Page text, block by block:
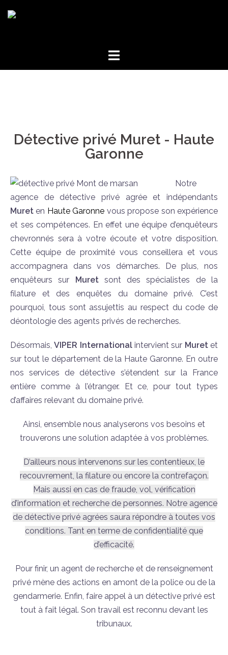
Détective privé Muret - Haute
Garonne
Notre
agence de détective privé agrée et indépendants
Muret en Haute Garonne vous propose son expérience
et ses compétences. En effet une équipe d’enquêteurs
chevronnés sera à votre écoute et votre disposition.
Cette équipe de proximité vous conseillera et vous
accompagnera dans vos démarches. De plus, nos
enquêteurs sur Muretsont des spécialistes de la
filature et des enquêtes du domaine privé. C’est
pourquoi, tous sont assujettis au respect du code de
déontologie des agents privés de recherches.
Désormais,VIPER Internationalintervient sur Muretet
sur tout le département de la Haute Garonne. En outre
nos services de détective s’étendent sur la France
entière comme à l’étranger. Et ce, pour tout types
d’affaires relevant du domaine privé.
Ainsi, ensemble nous analyserons vos besoins et
trouverons une solution adaptée à vos problèmes.
D’ailleurs nous intervenons sur les contentieux, le
recouvrement, la filature ou encore la contrefaçon.
Mais aussi en cas de fraude, vol, vérification
d’information et recherche de personnes. Notre agence
de détective privé agrées saura répondre à toutes vos
conditions. Tant en terme de confidentialité que
d’efficacité.
Pour finir, un agent de recherche et de renseignement
privé mène des actions en amont de la police ou de la
gendarmerie. Enfin, faire appel à un détective privé est
tout à fait légal. Son travail est reconnu devant les
tribunaux.